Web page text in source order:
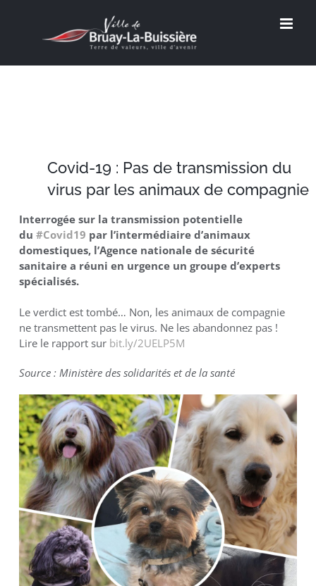
Covid-19 : Pas de transmission du
virus par les animaux de compagnie
Interrogée sur la transmission potentielle
du #Covid19 par l’intermédiaire d’animaux
domestiques, l’Agence nationale de sécurité
sanitaire a réuni en urgence un groupe d’experts
spécialisés.
Le verdict est tombé… Non, les animaux de compagnie
ne transmettent pas le virus. Ne les abandonnez pas !
Lire le rapport sur bit.ly/2UELP5M
Source : Ministère des solidarités et de la santé